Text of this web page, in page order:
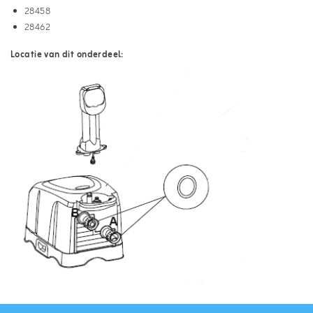
28458
28462
Locatie van dit onderdeel: